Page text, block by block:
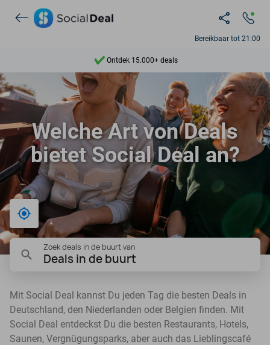
Bereikbaar tot 21:00
Ontdek 15.000+ deals
7 dagen per week beschikbaar
10+ miljoen leden
9,4
Ontdek 15.000+ deals
Welche Art von Deals
bietet Social Deal an?
Bij mij in de buurt
Zoek deals in de buurt van
Deals in de buurt
Mit Social Deal kannst Du jeden Tag die besten Deals in
Deutschland, den Niederlanden oder Belgien finden. Mit
Social Deal entdeckst Du die besten Restaurants, Hotels,
Saunen, Vergnügungsparks, aber auch das Lieblingscafé